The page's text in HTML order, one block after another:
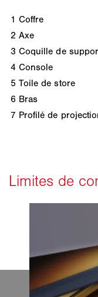
1 Coffre
2 Axe
3 Coquille de
4 Console
5 Toile de store
6 Bras
7 Profilé de